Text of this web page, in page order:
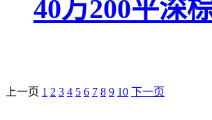
40万200平深
上一页 1 2 3 4 5 6 7 8 9 10 下一页